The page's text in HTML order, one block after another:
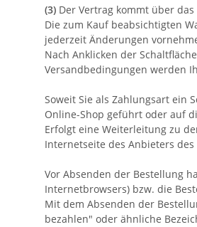
(3) Der Vertrag kommt über
Die zum Kauf beabsichtigten
jederzeit Änderungen
Nach Anklicken der
Versandbedingungen werden
Soweit Sie als Zahlungsart ein
Online-Shop geführt oder auf
Erfolgt eine Weiterleitung zu
Internetseite des Anbieters
Vor Absenden der Bestellung
Internetbrowsers) bzw. die
Mit dem Absenden der
bezahlen" oder ähnliche